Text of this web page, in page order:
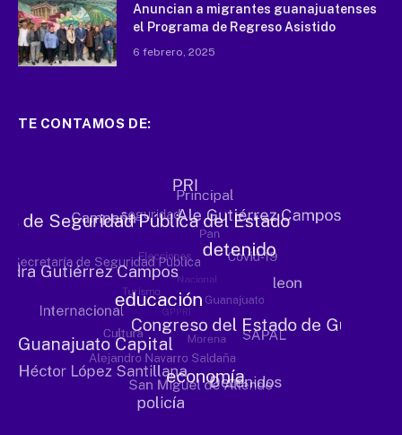
Anuncian a migrantes guanajuatenses
el Programa de Regreso Asistido
6 febrero, 2025
TE CONTAMOS DE: